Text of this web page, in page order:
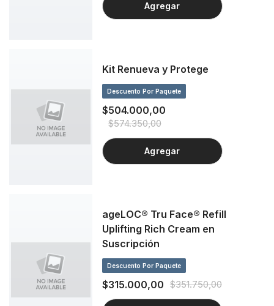
Agregar
Kit Renueva y Protege
Descuento Por Paquete
$504.000,00
$574.350,00
Agregar
ageLOC® Tru Face® Refill
Uplifting Rich Cream en
Suscripción
Descuento Por Paquete
$315.000,00 $351.750,00